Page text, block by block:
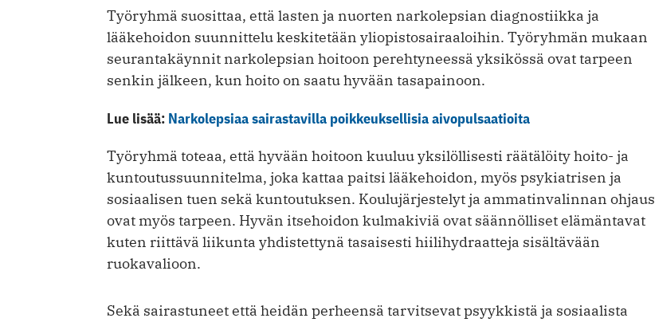
Työryhmä suosittaa, että lasten ja nuorten narkolepsian diagnostiikka ja
lääkehoidon suunnittelu keskitetään yliopistosairaaloihin. Työryhmän mukaan
seurantakäynnit narkolepsian hoitoon perehtyneessä yksikössä ovat tarpeen
senkin jälkeen, kun hoito on saatu hyvään tasapainoon.
Lue lisää: Narkolepsiaa sairastavilla poikkeuksellisia aivopulsaatioita
Työryhmä toteaa, että hyvään hoitoon kuuluu yksilöllisesti räätälöity hoito- ja
kuntoutussuunnitelma, joka kattaa paitsi lääkehoidon, myös psykiatrisen ja
sosiaalisen tuen sekä kuntoutuksen. Koulujärjestelyt ja ammatinvalinnan ohjaus
ovat myös tarpeen. Hyvän itsehoidon kulmakiviä ovat säännölliset elämäntavat
kuten riittävä liikunta yhdistettynä tasaisesti hiilihydraatteja sisältävään
ruokavalioon.
Sekä sairastuneet että heidän perheensä tarvitsevat psyykkistä ja sosiaalista